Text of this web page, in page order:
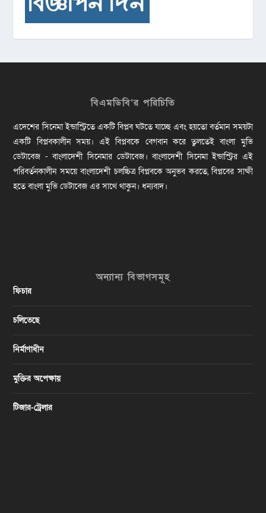
বিএমডিবি’র পরিচিতি
এদেশের সিনেমা ইন্ডাস্ট্রিতে একটি বিপ্লব ঘটতে যাচ্ছে এবং হয়তো বর্তমান সময়টা
একটি বিপ্লবকালীন সময়। এই বিপ্লবকে বেগবান করে তুলতেই বাংলা মুভি
ডেটাবেজ - বাংলাদেশী সিনেমার ডেটাবেজ। বাংলাদেশী সিনেমা ইন্ডাস্ট্রির এই
পরিবর্তনকালীন সময়ে বাংলাদেশী চলচ্চিত্র বিপ্লবকে অনুভব করতে, বিপ্লবের সাক্ষী
হতে বাংলা মুভি ডেটাবেজ এর সাথে থাকুন। ধন্যবাদ।
অন্যান্য বিভাগসমূহ
ফিচার
চলিতেছে
নির্মাণাধীন
মুক্তির অপেক্ষায়
টিজার-ট্রেলার